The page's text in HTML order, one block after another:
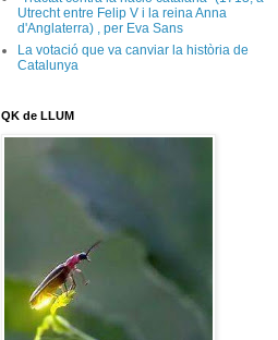
Utrecht entre Felip V i la reina Anna
d'Anglaterra) , per Eva Sans
La votació que va canviar la història de
Catalunya
QK de LLUM